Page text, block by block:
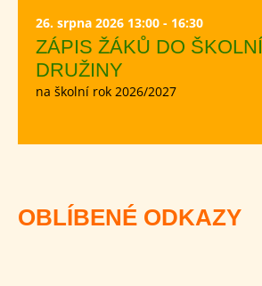
26. srpna 2026 13:00 - 16:30
ZÁPIS ŽÁKŮ DO ŠKOLNÍ
DRUŽINY
na školní rok 2026/2027
OBLÍBENÉ ODKAZY